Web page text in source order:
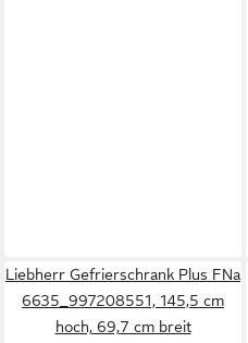
Liebherr Gefrierschrank Plus FNa
6635_997208551, 145,5 cm
hoch, 69,7 cm breit